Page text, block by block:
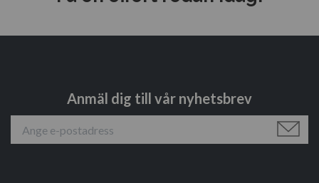
Anmäl dig till vår nyhetsbrev